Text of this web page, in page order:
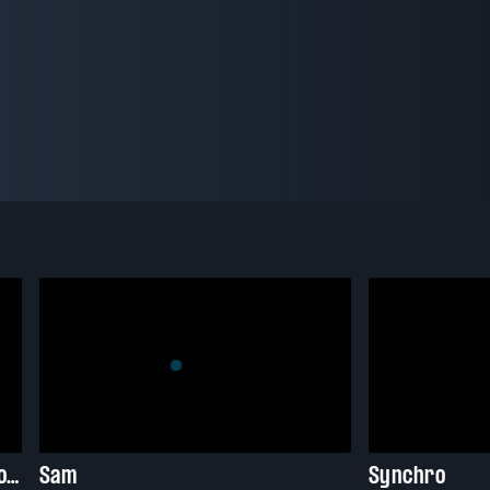
Dans une galaxie près de chez vous Sam Synchro